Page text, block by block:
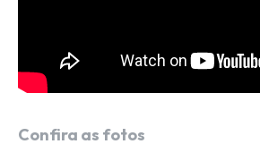
Confira as fotos